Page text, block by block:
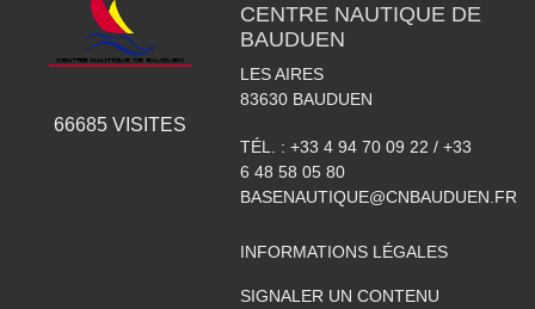
66685VISITES
CENTRE NAUTIQUE DE
BAUDUEN
LES AIRES
83630 BAUDUEN
TÉL. : +33 4 94 70 09 22 / +33
6 48 58 05 80
BASENAUTIQUE@CNBAUDUEN.FR
INFORMATIONS LÉGALES
SIGNALER UN CONTENU